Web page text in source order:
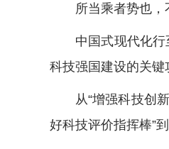
所当乘者势也，
中国式现代化行至
科技强国建设的关
从“增强科技创新
好科技评价指挥棒”